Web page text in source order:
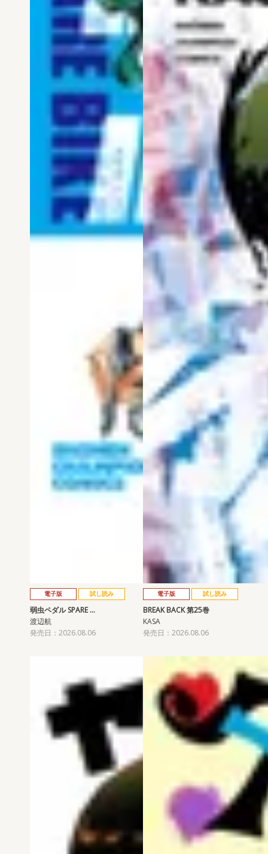
電子版 試し読み
弱虫ペダル SPARE …
渡辺航
発売日：2026.08.06
電子版 試し読み
BREAK BACK 第25巻
KASA
発売日：2026.08.06